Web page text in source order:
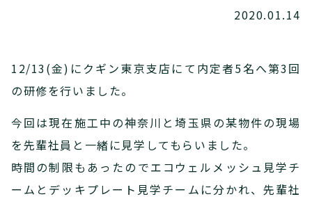
2020.01.14
12/13(金)にクギン東京支店にて内定者5名へ第3回
の研修を行いました。
今回は現在施工中の神奈川と埼玉県の某物件の現場
を先輩社員と一緒に見学してもらいました。
時間の制限もあったのでエコウェルメッシュ見学チ
ームとデッキプレート見学チームに分かれ、先輩社